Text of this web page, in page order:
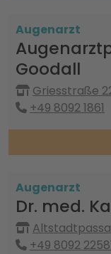
Augenarzt
Goodall
Griesstraße
+49 8092 1861
Augenarzt
Dr. med.
+49 8092